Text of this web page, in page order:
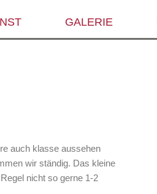
GALERIE
auch klasse aussehen
wir ständig. Das kleine
nicht so gerne 1-2